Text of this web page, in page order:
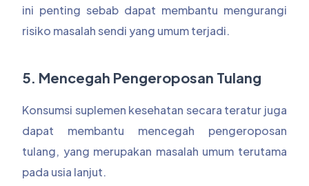
ini penting sebab dapat membantu mengurangi
risiko masalah sendi yang umum terjadi.
5. Mencegah Pengeroposan Tulang
Konsumsi suplemen kesehatan secara teratur juga
dapat membantu mencegah pengeroposan
tulang, yang merupakan masalah umum terutama
pada usia lanjut.